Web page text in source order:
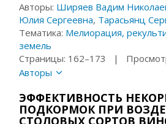
Авторы: Ширяев Вадим
Юлия Сергеевна, Тарасьянц
Тематика: Мелиорация,
земель
Страницы: 162–173 |
Авторы
ЭФФЕКТИВНОСТЬ
ПОДКОРМОК ПРИ
СТОЛОВЫХ СОРТОВ